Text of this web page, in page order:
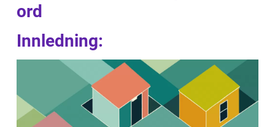
ord
Innledning: